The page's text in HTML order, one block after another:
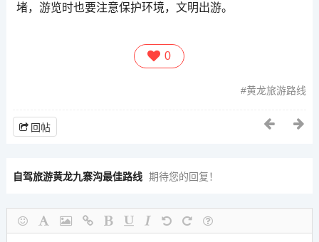
堵，游览时也要注意保护环境，文明出游。
0
黄龙旅游路线
回帖
自驾旅游黄龙九寨沟最佳路线 期待您的回复！